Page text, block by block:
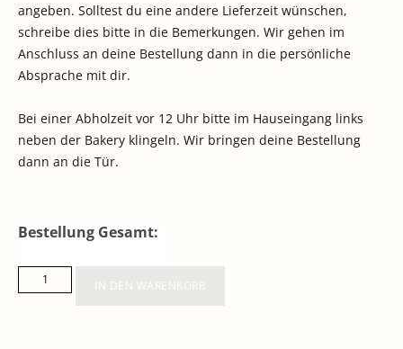
angeben. Solltest du eine andere Lieferzeit wünschen,
schreibe dies bitte in die Bemerkungen. Wir gehen im
Anschluss an deine Bestellung dann in die persönliche
Absprache mit dir.
Bei einer Abholzeit vor 12 Uhr bitte im Hauseingang links
neben der Bakery klingeln. Wir bringen deine Bestellung
dann an die Tür.
Bestellung Gesamt: